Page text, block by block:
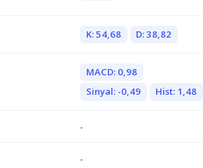
K: 54,68 D: 38,82
MACD: 0,98
Sinyal: -0,49
Hist: 1,48
-
-